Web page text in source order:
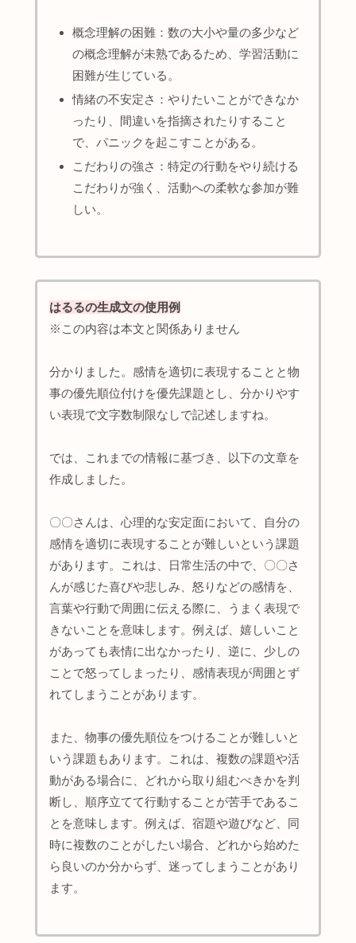
概念理解の困難：数の大小や量の多少など
の概念理解が未熟であるため、学習活動に
困難が生じている。
情緒の不安定さ：やりたいことができなか
ったり、間違いを指摘されたりすること
で、パニックを起こすことがある。
こだわりの強さ：特定の行動をやり続ける
こだわりが強く、活動への柔軟な参加が難
しい。
はるるの生成文の使用例
※この内容は本文と関係ありません
分かりました。感情を適切に表現することと物
事の優先順位付けを優先課題とし、分かりやす
い表現で文字数制限なしで記述しますね。
では、これまでの情報に基づき、以下の文章を
作成しました。
〇〇さんは、心理的な安定面において、自分の
感情を適切に表現することが難しいという課題
があります。これは、日常生活の中で、〇〇さ
んが感じた喜びや悲しみ、怒りなどの感情を、
言葉や行動で周囲に伝える際に、うまく表現で
きないことを意味します。例えば、嬉しいこと
があっても表情に出なかったり、逆に、少しの
ことで怒ってしまったり、感情表現が周囲とず
れてしまうことがあります。
また、物事の優先順位をつけることが難しいと
いう課題もあります。これは、複数の課題や活
動がある場合に、どれから取り組むべきかを判
断し、順序立てて行動することが苦手であるこ
とを意味します。例えば、宿題や遊びなど、同
時に複数のことがしたい場合、どれから始めた
ら良いのか分からず、迷ってしまうことがあり
ます。